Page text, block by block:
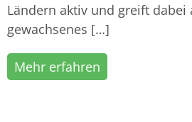
Ländern aktiv und greift dabei
gewachsenes […]
Mehr erfahren